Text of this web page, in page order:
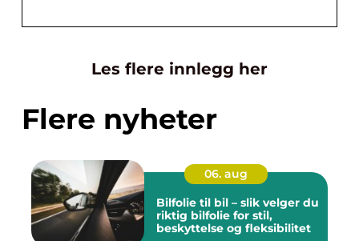
Les flere innlegg her
Flere nyheter
06. aug
Bilfolie til bil – slik velger du
riktig bilfolie for stil,
beskyttelse og fleksibilitet